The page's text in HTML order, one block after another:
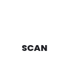
SCAN